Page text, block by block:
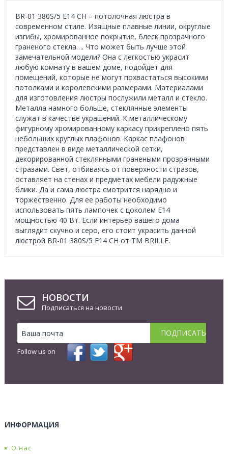
BR-01 380S/5 E14 CH – потолочная люстра в
современном стиле. Изящные плавные линии, округлые
изгибы, хромированное покрытие, блеск прозрачного
граненого стекла…. Что может быть лучше этой
замечательной модели? Она с легкостью украсит
любую комнату в вашем доме, подойдет для
помещений, которые не могут похвастаться высокими
потолками и королевскими размерами. Материалами
для изготовления люстры послужили металл и стекло.
Металла намного больше, стеклянные элементы
служат в качестве украшений. К металлическому
фигурному хромированному каркасу прикреплено пять
небольших круглых плафонов. Каркас плафонов
представлен в виде металлической сетки,
декорированной стеклянными гранеными прозрачными
стразами. Свет, отбиваясь от поверхности стразов,
оставляет на стенах и предметах мебели радужные
блики. Да и сама люстра смотрится нарядно и
торжественно. Для ее работы необходимо
использовать пять лампочек с цоколем Е14
мощностью 40 Вт. Если интерьер вашего дома
выглядит скучно и серо, его стоит украсить данной
люстрой BR-01 380S/5 E14 CH от ТМ BRILLE.
НОВОСТИ
Подписаться на новости
Follow us on
ИНФОРМАЦИЯ
О нас